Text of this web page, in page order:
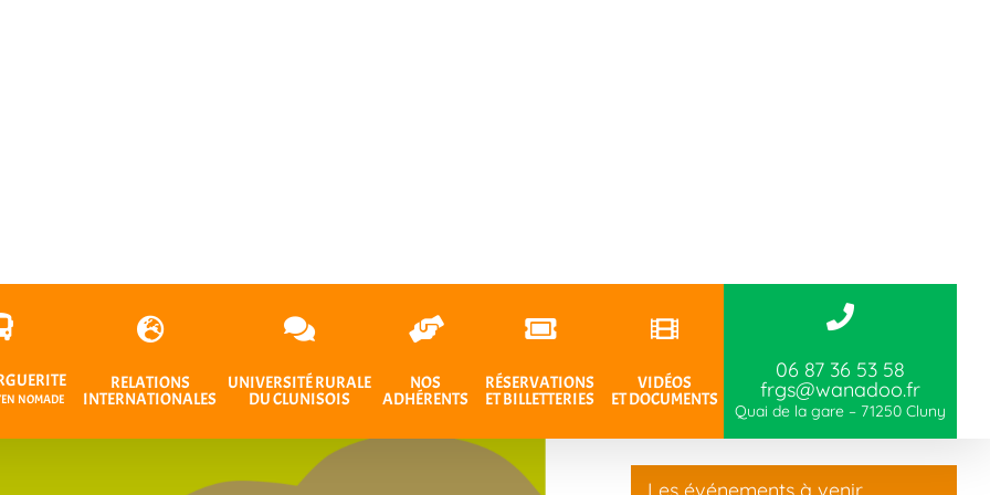
NOMADE
RELATIONS
INTERNATIONALES
UNIVERSITÉ RURALE
DU CLUNISOIS
NOS
ADHÉRENTS
RÉSERVATIONS
ET BILLETTERIES
VIDÉOS
ET DOCUMENTS
06 87 36 53 58
frgs@wanadoo.fr
Quai de la gare – 71250 Cluny